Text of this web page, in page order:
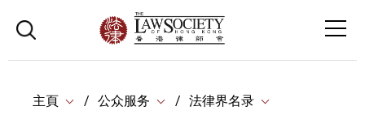
主頁 公众服务 法律界名录